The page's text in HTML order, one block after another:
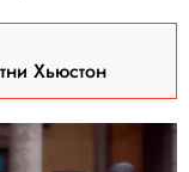
Хьюстон